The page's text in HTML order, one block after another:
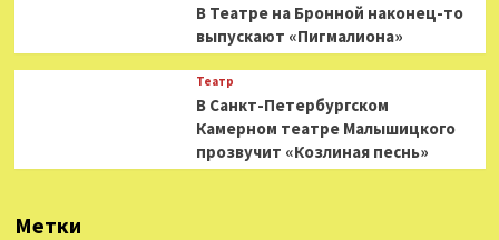
В Театре на Бронной наконец-то
выпускают «Пигмалиона»
Театр
В Санкт-Петербургском
Камерном театре Малышицкого
прозвучит «Козлиная песнь»
Метки